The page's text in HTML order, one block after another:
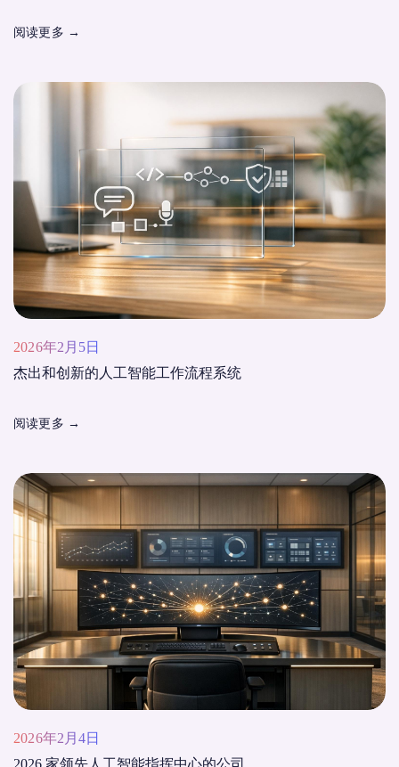
阅读更多 →
2026年2月5日
杰出和创新的人工智能工作流程系统
阅读更多 →
2026年2月4日
2026 家领先人工智能指挥中心的公司